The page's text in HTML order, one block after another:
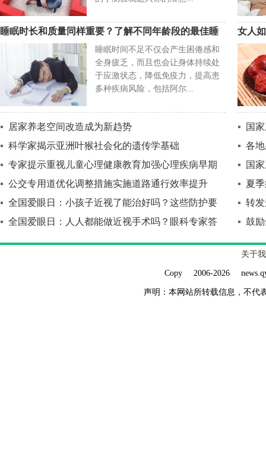
睡眠时长和质量同样重要？了解不同年龄段的最佳睡
睡眠时间不足不仅会产生困倦感和
全身疲乏，而且也会让身体持续处
于应激状态，降低免疫力，提高患
多种疾病风险，包括阿尔...
居家养老空间改造成为新趋势
科学家揭示亚洲叶猴社会化的遗传学基础
专家提示重视儿童心理健康教育加强心理疾病早期
公交专用道优化调整措施实施道路通行效率提升
全国爱眼日：小孩子近视了能治好吗？这些防护要
全国爱眼日：人人都能做近视手术吗？眼科专家答
女人
国
各
国
夏
转
鼓
关于
Copy 2006-2026
声明：本网站所转载信息，不代